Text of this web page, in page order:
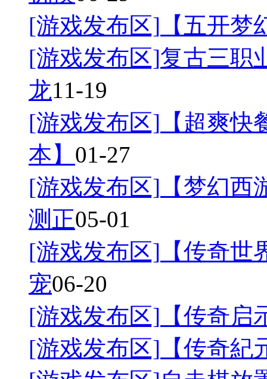
[游戏发布区] 【五开
[游戏发布区]复古三职
龙11-19
[游戏发布区] 【超爽
本】 01-27
[游戏发布区] 【梦幻
测正05-01
[游戏发布区] 【传奇
宠06-20
[游戏发布区] 【传奇
[游戏发布区] 【传奇